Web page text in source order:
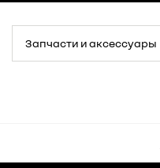
Запчасти и аксессуары